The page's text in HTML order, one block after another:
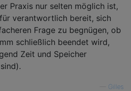
Praxis nur selten möglich ist,
verantwortlich bereit, sich
Frage zu begnügen, ob
schließlich beendet wird,
Zeit und Speicher
Gilles